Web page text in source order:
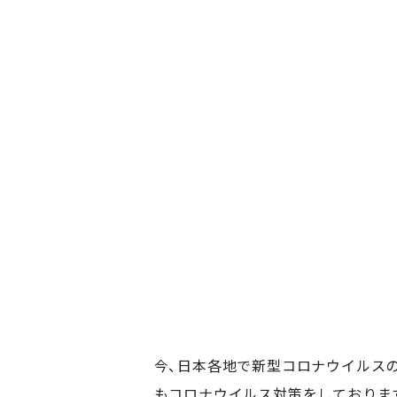
今、日本各地で新型コロナウイルス